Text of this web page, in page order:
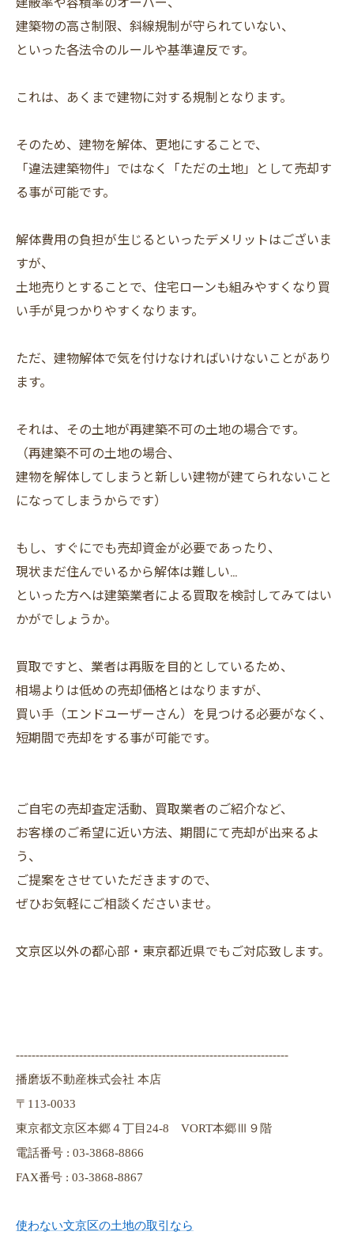
建築物の高さ制限、斜線規制が守られていない、
といった各法令のルールや基準違反です。
これは、あくまで建物に対する規制となります。
そのため、建物を解体、更地にすることで、
「違法建築物件」ではなく「ただの土地」として売却す
る事が可能です。
解体費用の負担が生じるといったデメリットはございま
すが、
土地売りとすることで、住宅ローンも組みやすくなり買
い手が見つかりやすくなります。
ただ、建物解体で気を付けなければいけないことがあり
ます。
それは、その土地が再建築不可の土地の場合です。
（再建築不可の土地の場合、
建物を解体してしまうと新しい建物が建てられないこと
になってしまうからです）
もし、すぐにでも売却資金が必要であったり、
現状まだ住んでいるから解体は難しい…
といった方へは建築業者による買取を検討してみてはい
かがでしょうか。
買取ですと、業者は再販を目的としているため、
相場よりは低めの売却価格とはなりますが、
買い手（エンドユーザーさん）を見つける必要がなく、
短期間で売却をする事が可能です。
ご自宅の売却査定活動、買取業者のご紹介など、
お客様のご希望に近い方法、期間にて売却が出来るよ
う、
ご提案をさせていただきますので、
ぜひお気軽にご相談くださいませ。
文京区以外の都心部・東京都近県でもご対応致します。
---------------------------------------------------------------------
播磨坂不動産株式会社 本店
〒113-0033
東京都文京区本郷４丁目24-8 VORT本郷Ⅲ９階
電話番号 : 03-3868-8866
FAX番号 : 03-3868-8867
使わない文京区の土地の取引なら